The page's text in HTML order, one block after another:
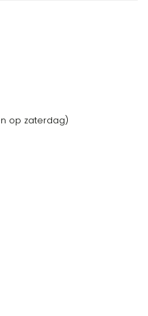
op zaterdag)